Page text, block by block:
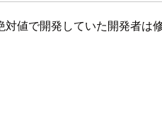
値で開発していた開発者は